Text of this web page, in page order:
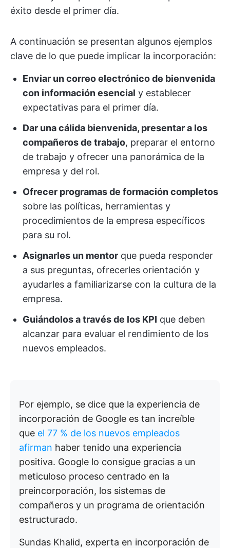
éxito desde el primer día.
A continuación se presentan algunos ejemplos
clave de lo que puede implicar la incorporación:
Enviar un correo electrónico de bienvenida
con información esencial y establecer
expectativas para el primer día.
Dar una cálida bienvenida, presentar a los
compañeros de trabajo, preparar el entorno
de trabajo y ofrecer una panorámica de la
empresa y del rol.
Ofrecer programas de formación completos
sobre las políticas, herramientas y
procedimientos de la empresa específicos
para su rol.
Asignarles un mentor que pueda responder
a sus preguntas, ofrecerles orientación y
ayudarles a familiarizarse con la cultura de la
empresa.
Guiándolos a través de los KPI que deben
alcanzar para evaluar el rendimiento de los
nuevos empleados.
Por ejemplo, se dice que la experiencia de
incorporación de Google es tan increíble
que el 77 % de los nuevos empleados
afirman haber tenido una experiencia
positiva. Google lo consigue gracias a un
meticuloso proceso centrado en la
preincorporación, los sistemas de
compañeros y un programa de orientación
estructurado.
Sundas Khalid, experta en incorporación de